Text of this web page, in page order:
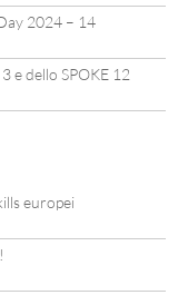
2024 – 14
e dello SPOKE 12
europei